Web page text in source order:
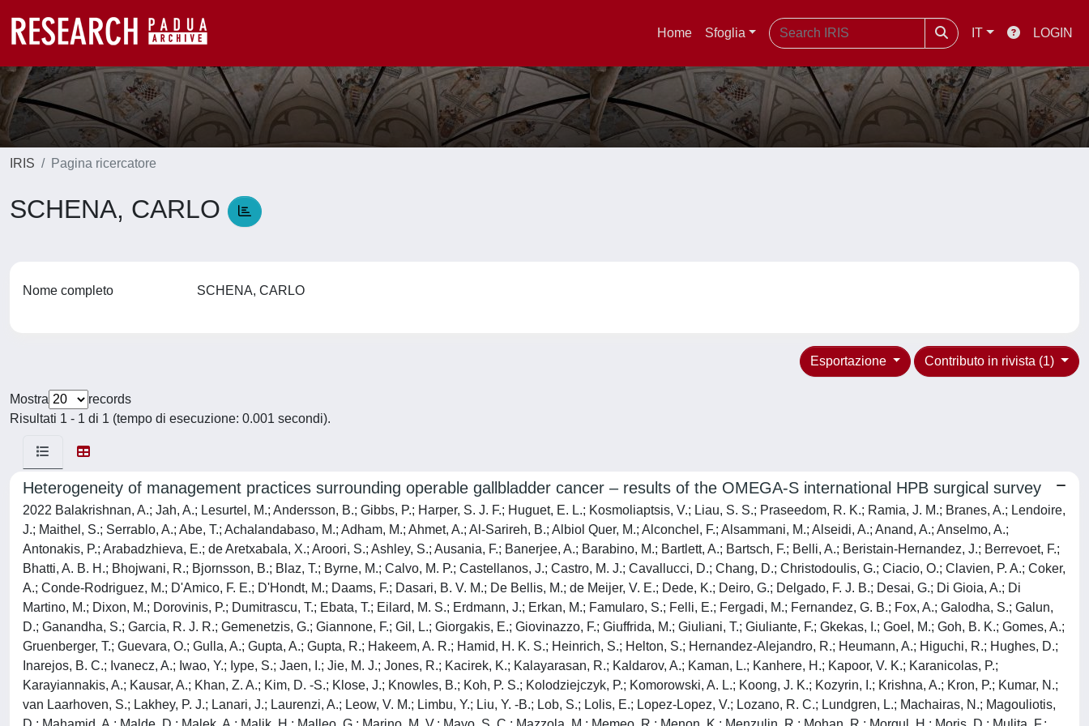
Home Sfoglia IT LOGIN
IRIS Pagina ricercatore
SCHENA, CARLO
Nome completo SCHENA, CARLO
Contributo in rivista (1)
Esportazione
Mostra
records
Risultati 1 - 1 di 1 (tempo di esecuzione: 0.001 secondi).
Heterogeneity of management practices surrounding operable gallbladder cancer – results of the OMEGA-S international HPB surgical survey
2022 Balakrishnan, A.; Jah, A.; Lesurtel, M.; Andersson, B.; Gibbs, P.; Harper, S. J. F.; Huguet, E. L.; Kosmoliaptsis, V.; Liau, S. S.; Praseedom, R. K.; Ramia, J. M.; Branes, A.; Lendoire,
J.; Maithel, S.; Serrablo, A.; Abe, T.; Achalandabaso, M.; Adham, M.; Ahmet, A.; Al-Sarireh, B.; Albiol Quer, M.; Alconchel, F.; Alsammani, M.; Alseidi, A.; Anand, A.; Anselmo, A.;
Antonakis, P.; Arabadzhieva, E.; de Aretxabala, X.; Aroori, S.; Ashley, S.; Ausania, F.; Banerjee, A.; Barabino, M.; Bartlett, A.; Bartsch, F.; Belli, A.; Beristain-Hernandez, J.; Berrevoet, F.;
Bhatti, A. B. H.; Bhojwani, R.; Bjornsson, B.; Blaz, T.; Byrne, M.; Calvo, M. P.; Castellanos, J.; Castro, M. J.; Cavallucci, D.; Chang, D.; Christodoulis, G.; Ciacio, O.; Clavien, P. A.; Coker,
A.; Conde-Rodriguez, M.; D'Amico, F. E.; D'Hondt, M.; Daams, F.; Dasari, B. V. M.; De Bellis, M.; de Meijer, V. E.; Dede, K.; Deiro, G.; Delgado, F. J. B.; Desai, G.; Di Gioia, A.; Di
Martino, M.; Dixon, M.; Dorovinis, P.; Dumitrascu, T.; Ebata, T.; Eilard, M. S.; Erdmann, J.; Erkan, M.; Famularo, S.; Felli, E.; Fergadi, M.; Fernandez, G. B.; Fox, A.; Galodha, S.; Galun,
D.; Ganandha, S.; Garcia, R. J. R.; Gemenetzis, G.; Giannone, F.; Gil, L.; Giorgakis, E.; Giovinazzo, F.; Giuffrida, M.; Giuliani, T.; Giuliante, F.; Gkekas, I.; Goel, M.; Goh, B. K.; Gomes, A.;
Gruenberger, T.; Guevara, O.; Gulla, A.; Gupta, A.; Gupta, R.; Hakeem, A. R.; Hamid, H. K. S.; Heinrich, S.; Helton, S.; Hernandez-Alejandro, R.; Heumann, A.; Higuchi, R.; Hughes, D.;
Inarejos, B. C.; Ivanecz, A.; Iwao, Y.; Iype, S.; Jaen, I.; Jie, M. J.; Jones, R.; Kacirek, K.; Kalayarasan, R.; Kaldarov, A.; Kaman, L.; Kanhere, H.; Kapoor, V. K.; Karanicolas, P.;
Karayiannakis, A.; Kausar, A.; Khan, Z. A.; Kim, D. -S.; Klose, J.; Knowles, B.; Koh, P. S.; Kolodziejczyk, P.; Komorowski, A. L.; Koong, J. K.; Kozyrin, I.; Krishna, A.; Kron, P.; Kumar, N.;
van Laarhoven, S.; Lakhey, P. J.; Lanari, J.; Laurenzi, A.; Leow, V. M.; Limbu, Y.; Liu, Y. -B.; Lob, S.; Lolis, E.; Lopez-Lopez, V.; Lozano, R. C.; Lundgren, L.; Machairas, N.; Magouliotis,